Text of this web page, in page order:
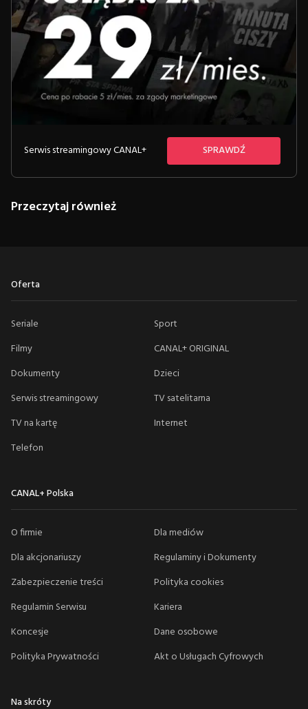
Serwis streamingowy CANAL+ SPRAWDŹ
Przeczytaj również
Oferta
Seriale
Sport
Filmy
CANAL+ ORIGINAL
Dokumenty
Dzieci
Serwis streamingowy
TV satelitarna
TV na kartę
Internet
Telefon
CANAL+ Polska
O firmie
Dla mediów
Dla akcjonariuszy
Regulaminy i Dokumenty
Zabezpieczenie treści
Polityka cookies
Regulamin Serwisu
Kariera
Koncesje
Dane osobowe
Polityka Prywatności
Akt o Usługach Cyfrowych
Na skróty